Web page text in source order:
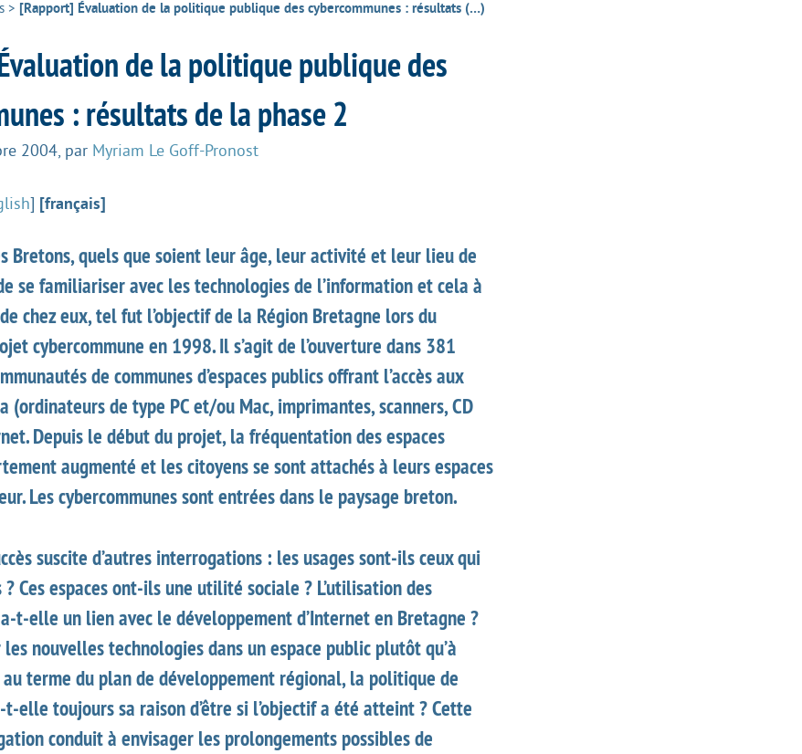
> [Rapport] Évaluation de la politique publique des cybercommunes : résultats (…)
de la politique publique des
: résultats de la phase 2
2004 par Myriam Le Goff-Pronost
] [français]
Bretons, quels que soient leur âge, leur activité et leur lieu de
se familiariser avec les technologies de l’information et cela à
chez eux, tel fut l’objectif de la Région Bretagne lors du
cybercommune en 1998. Il s’agit de l’ouverture dans 381
de communes d’espaces publics offrant l’accès aux
de type PC et/ou Mac, imprimantes, scanners, CD
Depuis le début du projet, la fréquentation des espaces
augmenté et les citoyens se sont attachés à leurs espaces
Les cybercommunes sont entrées dans le paysage breton.
suscite d’autres interrogations : les usages sont-ils ceux qui
Ces espaces ont-ils une utilité sociale ? L’utilisation des
t-elle un lien avec le développement d’Internet en Bretagne ?
nouvelles technologies dans un espace public plutôt qu’à
terme du plan de développement régional, la politique de
elle toujours sa raison d’être si l’objectif a été atteint ? Cette
conduit à envisager les prolongements possibles de